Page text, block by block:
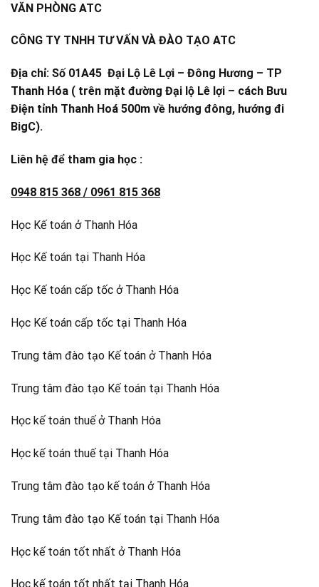
VĂN PHÒNG ATC
CÔNG TY TNHH TƯ VẤN VÀ ĐÀO TẠO ATC
Địa chỉ: Số 01A45 Đại Lộ Lê Lợi – Đông Hương – TP
Thanh Hóa ( trên mặt đường Đại lộ Lê lợi – cách Bưu
Điện tỉnh Thanh Hoá 500m về hướng đông, hướng đi
BigC).
Liên hệ để tham gia học :
0948 815 368 / 0961 815 368
Học Kế toán ở Thanh Hóa
Học Kế toán tại Thanh Hóa
Học Kế toán cấp tốc ở Thanh Hóa
Học Kế toán cấp tốc tại Thanh Hóa
Trung tâm đào tạo Kế toán ở Thanh Hóa
Trung tâm đào tạo Kế toán tại Thanh Hóa
Học kế toán thuế ở Thanh Hóa
Học kế toán thuế tại Thanh Hóa
Trung tâm đào tạo kế toán ở Thanh Hóa
Trung tâm đào tạo Kế toán tại Thanh Hóa
Học kế toán tốt nhất ở Thanh Hóa
Học kế toán tốt nhất tại Thanh Hóa